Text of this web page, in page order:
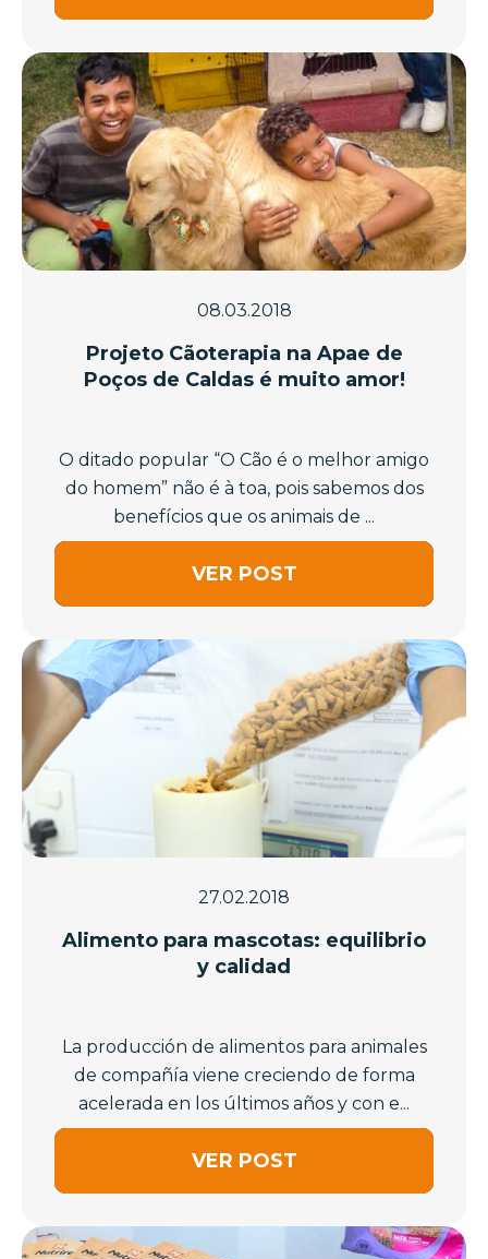
08.03.2018
Projeto Cãoterapia na Apae de
Poços de Caldas é muito amor!
O ditado popular “O Cão é o melhor amigo
do homem” não é à toa, pois sabemos dos
benefícios que os animais de ...
VER POST
27.02.2018
Alimento para mascotas: equilibrio
y calidad
La producción de alimentos para animales
de compañía viene creciendo de forma
acelerada en los últimos años y con e...
VER POST